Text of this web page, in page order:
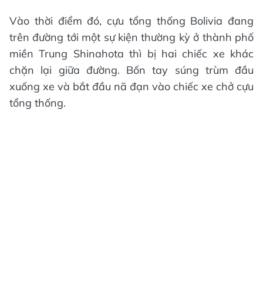
Vào thời điểm đó, cựu tổng thống Bolivia đang
trên đường tới một sự kiện thường kỳ ở thành phố
miền Trung Shinahota thì bị hai chiếc xe khác
chặn lại giữa đường. Bốn tay súng trùm đầu
xuống xe và bắt đầu nã đạn vào chiếc xe chở cựu
tổng thống.